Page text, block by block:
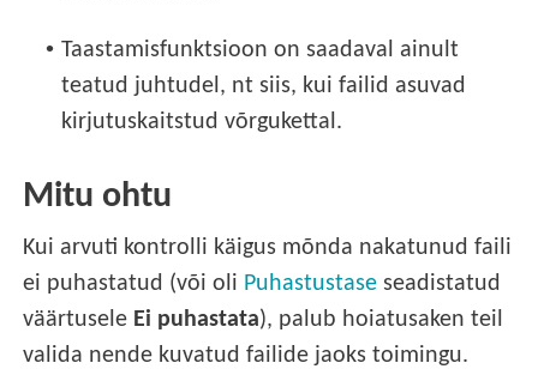
• Taastamisfunktsioon on saadaval ainult
teatud juhtudel, nt siis, kui failid asuvad
kirjutuskaitstud võrgukettal.
Mitu ohtu
Kui arvuti kontrolli käigus mõnda nakatunud faili
ei puhastatud (või oli Puhastustase seadistatud
väärtusele Ei puhastata), palub hoiatusaken teil
valida nende kuvatud failide jaoks toimingu.